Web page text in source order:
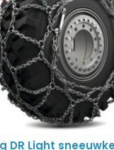
DR Light